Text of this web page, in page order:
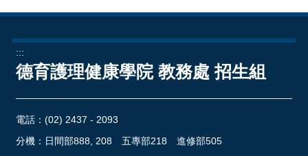
:::
德育護理健康學院 教務處 招生組
電話： (02) 2437 - 2093
分機：日間部888, 208 五專部218 進修部505